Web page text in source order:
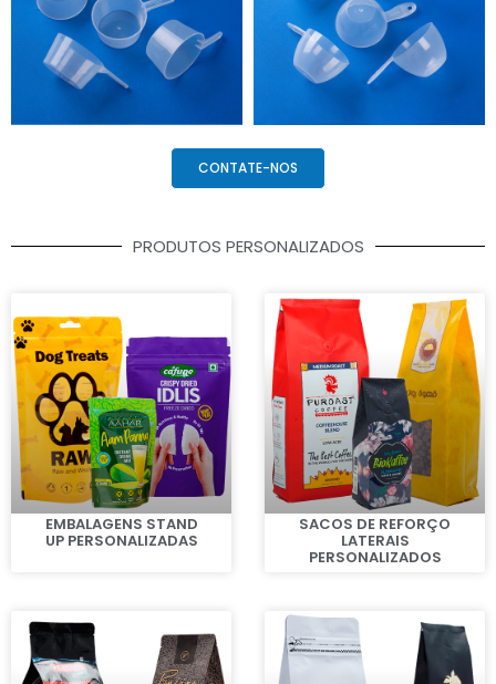
CONTATE-NOS
PRODUTOS PERSONALIZADOS
EMBALAGENS STAND
UP PERSONALIZADAS
SACOS DE REFORÇO
LATERAIS
PERSONALIZADOS